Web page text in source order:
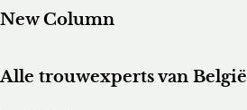
New Column
Alle trouwexperts van België